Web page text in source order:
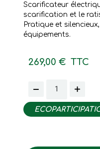
Scarificateur
scarification et le
Pratique et
équipements.
269,00 € TTC